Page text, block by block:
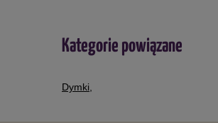
Kategorie powiązane
Dymki